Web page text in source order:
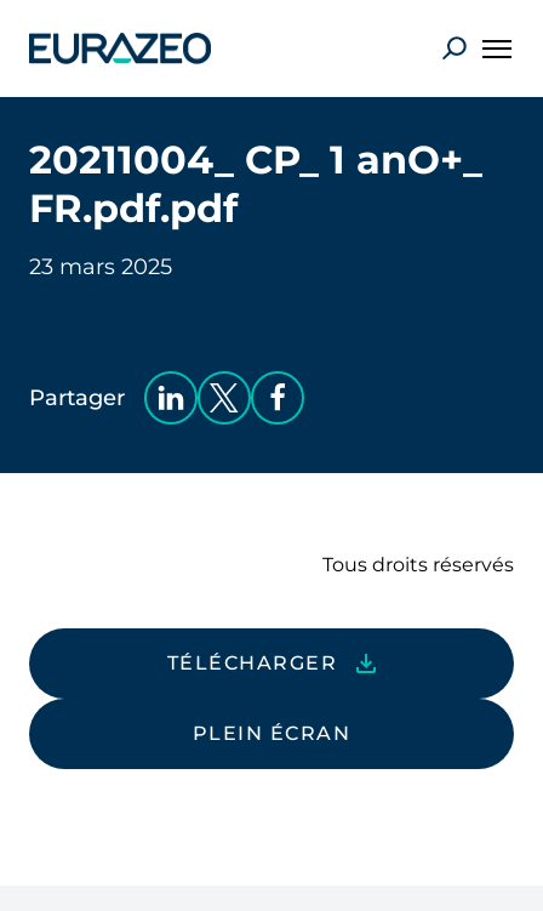
20211004_ CP_ 1 anO+_
FR.pdf.pdf
23 mars 2025
Partager
Tous droits réservés
TÉLÉCHARGER
PLEIN ÉCRAN